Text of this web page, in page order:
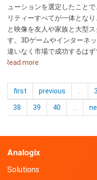
ューションを選定したこと
リティーすべてが一体とな
と映像を友人や家族と大型
す。3Dゲームやインターネ
違いなく市場で成功するはず
Read more
が
大
型
ス
ー
first previous
38 39 40
Analogix
Solutions